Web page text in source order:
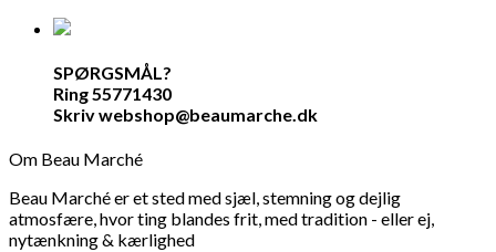
SPØRGSMÅL?
Ring 55771430
Skriv webshop@beaumarche.dk
Om Beau Marché
Beau Marché er et sted med sjæl, stemning og dejlig
atmosfære, hvor ting blandes frit, med tradition - eller ej,
nytænkning & kærlighed